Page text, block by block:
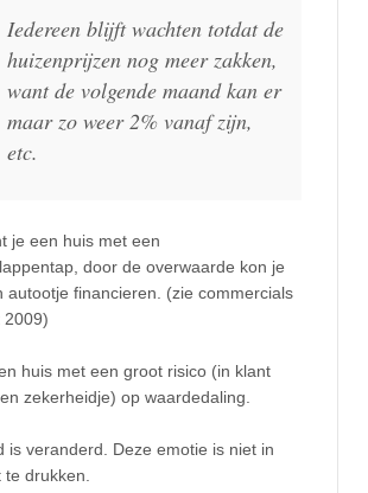
Iedereen blijft wachten totdat de
huizenprijzen nog meer zakken,
want de volgende maand kan er
maar zo weer 2% vanaf zijn,
etc.
je een huis met een
door de overwaarde kon je
autootje financieren. (zie commercials
2009)
huis met een groot risico (in klant
zekerheidje) op waardedaling.
is veranderd. Deze emotie is niet in
te drukken.